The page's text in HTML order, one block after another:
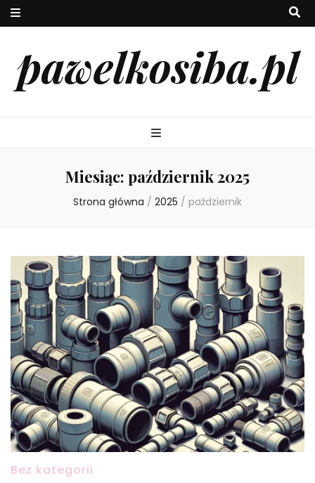
pawelkosiba.pl
Miesiąc: październik 2025
Strona główna / 2025 / październik
Bez kategorii